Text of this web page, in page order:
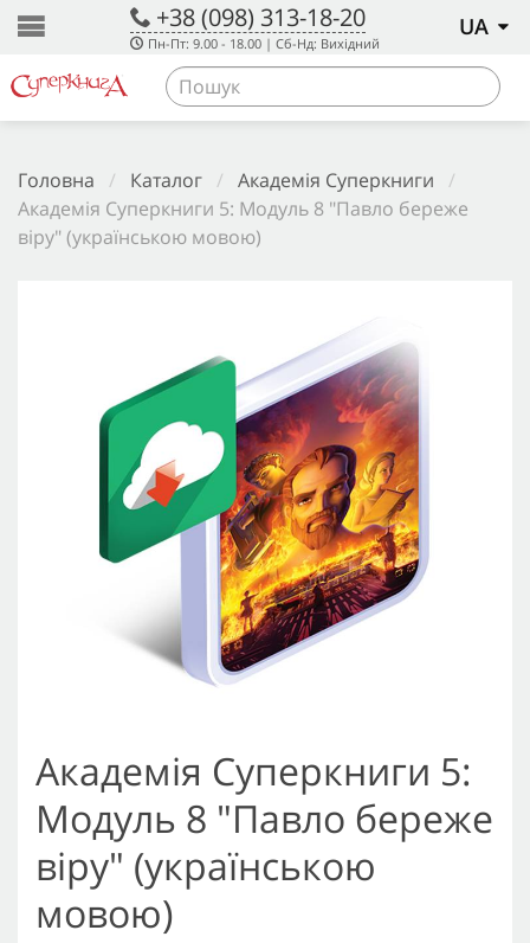
+38 (098) 313-18-20
Пн-Пт: 9.00 - 18.00 | Сб-Нд: Вихідний
UA
Головна / Каталог / Академія Суперкниги /
Академія Суперкниги 5: Модуль 8 "Павло береже
віру" (українською мовою)
Академія Суперкниги 5:
Модуль 8 "Павло береже
віру" (українською
мовою)